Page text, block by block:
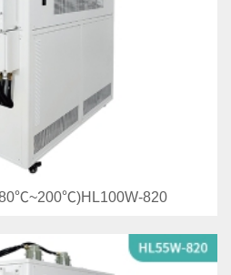
820